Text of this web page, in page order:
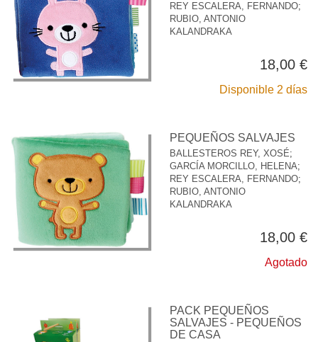
REY ESCALERA, FERNANDO;
RUBIO, ANTONIO
KALANDRAKA
18,00 €
Disponible 2 días
PEQUEÑOS SALVAJES
BALLESTEROS REY, XOSÉ;
GARCÍA MORCILLO, HELENA;
REY ESCALERA, FERNANDO;
RUBIO, ANTONIO
KALANDRAKA
18,00 €
Agotado
PACK PEQUEÑOS
SALVAJES - PEQUEÑOS
DE CASA